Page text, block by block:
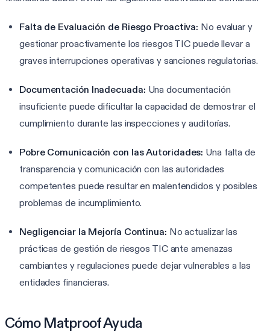
Falta de Evaluación de Riesgo Proactiva: No evaluar y
gestionar proactivamente los riesgos TIC puede llevar a
graves interrupciones operativas y sanciones regulatorias.
Documentación Inadecuada: Una documentación
insuficiente puede dificultar la capacidad de demostrar el
cumplimiento durante las inspecciones y auditorías.
Pobre Comunicación con las Autoridades: Una falta de
transparencia y comunicación con las autoridades
competentes puede resultar en malentendidos y posibles
problemas de incumplimiento.
Negligenciar la Mejoría Continua: No actualizar las
prácticas de gestión de riesgos TIC ante amenazas
cambiantes y regulaciones puede dejar vulnerables a las
entidades financieras.
Cómo Matproof Ayuda